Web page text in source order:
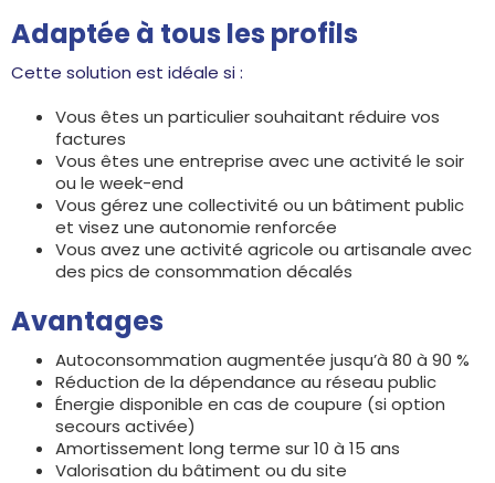
Adaptée à tous les profils
Cette solution est idéale si :
Vous êtes un particulier souhaitant réduire vos
factures
Vous êtes une entreprise avec une activité le soir
ou le week-end
Vous gérez une collectivité ou un bâtiment public
et visez une autonomie renforcée
Vous avez une activité agricole ou artisanale avec
des pics de consommation décalés
Avantages
Autoconsommation augmentée jusqu’à 80 à 90 %
Réduction de la dépendance au réseau public
Énergie disponible en cas de coupure (si option
secours activée)
Amortissement long terme sur 10 à 15 ans
Valorisation du bâtiment ou du site